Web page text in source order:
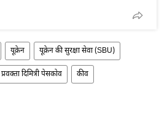
यूक्रेन यूक्रेन की सुरक्षा सेवा (SBU)
दिमित्री पेसकोव कीव